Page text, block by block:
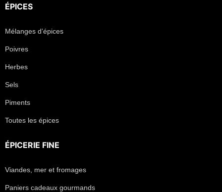
ÉPICES
Mélanges d’épices
Poivres
Herbes
Sels
Piments
Toutes les épices
ÉPICERIE FINE
Viandes, mer et fromages
Paniers cadeaux gourmands